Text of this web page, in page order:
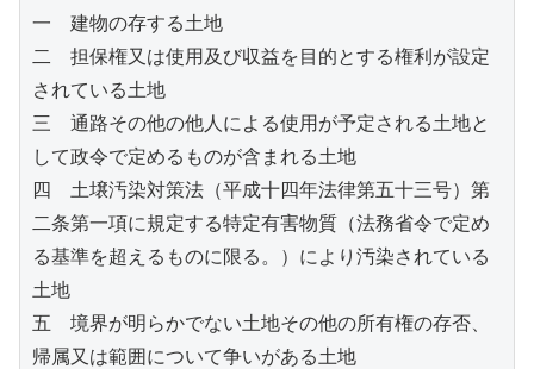
一　建物の存する土地
二　担保権又は使用及び収益を目的とする権利が設定
されている土地
三　通路その他の他人による使用が予定される土地と
して政令で定めるものが含まれる土地
四　土壌汚染対策法（平成十四年法律第五十三号）第
二条第一項に規定する特定有害物質（法務省令で定め
る基準を超えるものに限る。）により汚染されている
土地
五　境界が明らかでない土地その他の所有権の存否、
帰属又は範囲について争いがある土地